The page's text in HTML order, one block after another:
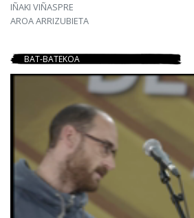
IÑAKI VIÑASPRE
AROA ARRIZUBIETA
BAT-BATEKOA